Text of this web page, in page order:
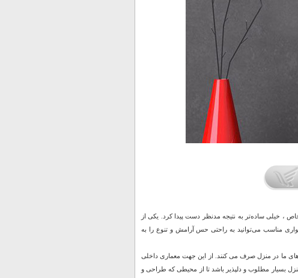
، خیلی ساده‌تر به نتیجه مدنظر دست پیدا کرد. یکی از
مناسب می‌توانید به راحتی حس آرامش و تنوع را به
های ما در منزل صرف می کنند. از این جهت معماری داخلی
بسیار مطلوب و دلپذیر باشد تا از محیطی که طراحی و